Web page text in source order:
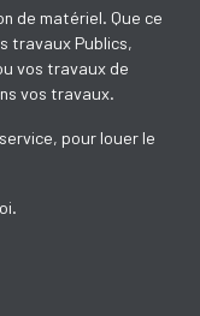
de matériel. Que ce
travaux Publics,
vos travaux de
vos travaux.
pour louer le